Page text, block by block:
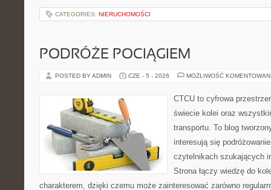
CATEGORIES: NIERUCHOMOŚCI
PODRÓŻE POCIĄGIEM
POSTED BY ADMIN CZE - 5 - 2026 MOŻLIWOŚĆ
CTCU to cyfrowa
świecie kolei oraz
transportu. To blog
interesują się
czytelnikach szukających
Strona łączy wiedzę do
charakterem, dzięki czemu może zainteresować zarówno